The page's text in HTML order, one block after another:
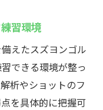
的に上達を目
をサポート
利用が可能
幅広い練習が可
習環境
えたスズヨンゴル
できる環境が整っ
析やショットのフ
を具体的に把握可